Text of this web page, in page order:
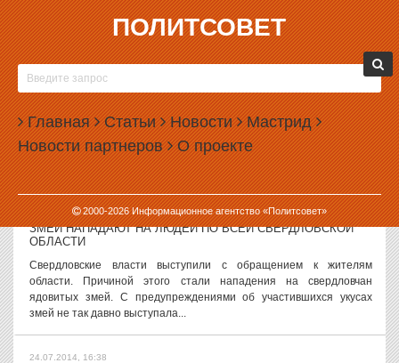
ПОЛИТСОВЕТ
Главная Статьи Новости Мастрид
Новости партнеров О проекте
2000-2026Информационное агентство «Политсовет»
24.07.2014, 17:55
В ГОРДУМЕ ЕКАТЕРИНБУРГА НЕТ ДОКУМЕНТОВ ДЛЯ
ОТСТАВКИ РОЙЗМАНА
Документы, которые могли бы дать старт процедуре отставки
главы Екатеринбурга Евгения Ройзмана, на данный момент в
гордуму не поступали. Вице-спикер думы Виктор Тестов вообще
сомневается в том, что...
24.07.2014, 17:39
ЗМЕИ НАПАДАЮТ НА ЛЮДЕЙ ПО ВСЕЙ СВЕРДЛОВСКОЙ
ОБЛАСТИ
Свердловские власти выступили с обращением к жителям
области. Причиной этого стали нападения на свердловчан
ядовитых змей. С предупреждениями об участившихся укусах
змей не так давно выступала...
24.07.2014, 16:38